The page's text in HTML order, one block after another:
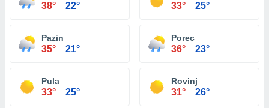
38° 22° 33° 25°
Pazin
35° 21°
Porec
36° 23°
Pula
33° 25°
Rovinj
31° 26°